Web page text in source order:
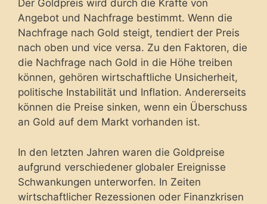
Der Goldpreis wird durch die Kräfte von
Angebot und Nachfrage bestimmt. Wenn die
Nachfrage nach Gold steigt, tendiert der Preis
nach oben und vice versa. Zu den Faktoren, die
die Nachfrage nach Gold in die Höhe treiben
können, gehören wirtschaftliche Unsicherheit,
politische Instabilität und Inflation. Andererseits
können die Preise sinken, wenn ein Überschuss
an Gold auf dem Markt vorhanden ist.
In den letzten Jahren waren die Goldpreise
aufgrund verschiedener globaler Ereignisse
Schwankungen unterworfen. In Zeiten
wirtschaftlicher Rezessionen oder Finanzkrisen